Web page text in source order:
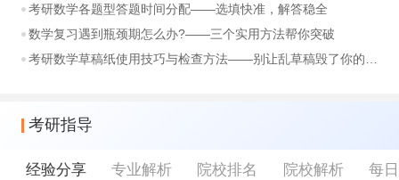
考研数学各题型答题时间分配——选填快准，解答稳全
数学复习遇到瓶颈期怎么办?——三个实用方法帮你突破
考研数学草稿纸使用技巧与检查方法——别让乱草稿毁了你的分数
考研指导
经验分享 专业解析 院校排名 院校解析 每